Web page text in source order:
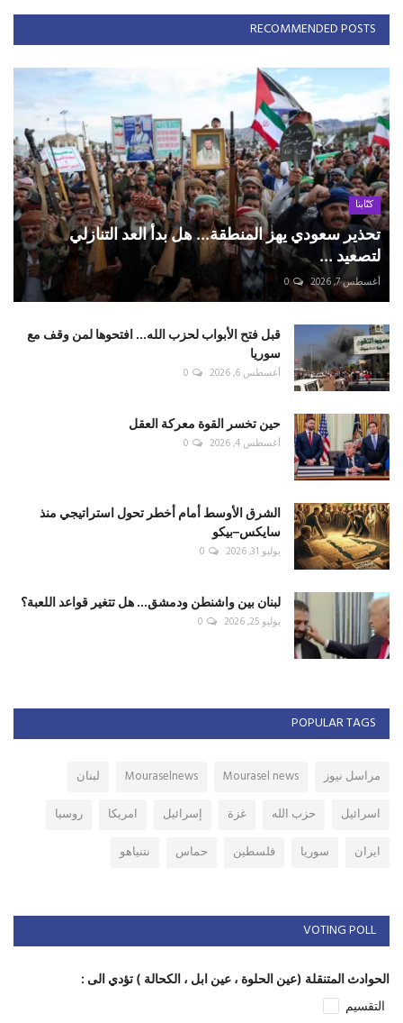
RECOMMENDED POSTS
كتّابنا
تحذير سعودي يهز المنطقة... هل بدأ العد التنازلي
لتصعيد ...
أغسطس 7, 2026 0
قبل فتح الأبواب لحزب الله... افتحوها لمن وقف مع
سوريا
أغسطس 6, 2026 0
حين تخسر القوة معركة العقل
أغسطس 4, 2026 0
الشرق الأوسط أمام أخطر تحول استراتيجي منذ
سايكس–بيكو
يوليو 31, 2026 0
لبنان بين واشنطن ودمشق... هل تتغير قواعد اللعبة؟
يوليو 25, 2026 0
POPULAR TAGS
مراسل نيوز Mourasel news
Mouraselnews
لبنان
اسرائيل
حزب الله غزة إسرائيل امريكا
روسيا
ايران
سوريا فلسطين حماس نتنياهو
VOTING POLL
الحوادث المتنقلة (عين الحلوة ، عين ابل ، الكحالة ) تؤدي الى :
التقسيم